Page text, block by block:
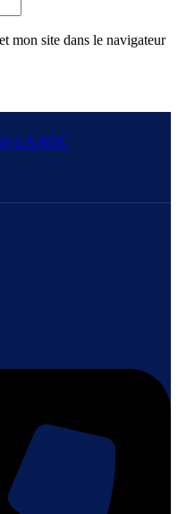
mon site dans le navigateur